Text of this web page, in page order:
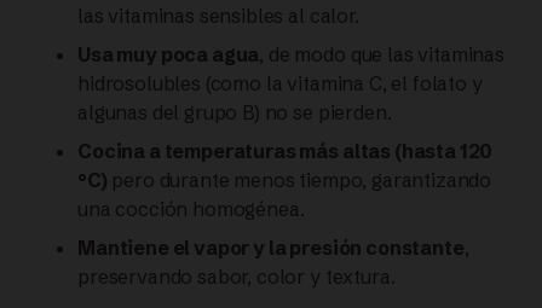
las vitaminas sensibles al calor.
Usa muy poca agua, de modo que las vitaminas
hidrosolubles (como la vitamina C, el folato y
algunas del grupo B) no se pierden.
Cocina a temperaturas más altas (hasta 120
°C) pero durante menos tiempo, garantizando
una cocción homogénea.
Mantiene el vapor y la presión constante,
preservando sabor, color y textura.